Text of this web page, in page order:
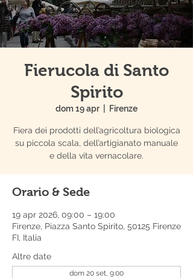
Fierucola di Santo
Spirito
dom 19 apr Firenze
Fiera dei prodotti dell’agricoltura biologica
su piccola scala, dell’artigianato manuale
e della vita vernacolare.
Orario & Sede
19 apr 2026, 09:00 – 19:00
Firenze, Piazza Santo Spirito, 50125 Firenze
FI, Italia
Altre date
dom 20 set, 9:00